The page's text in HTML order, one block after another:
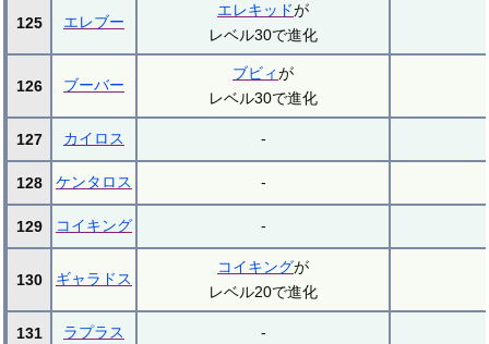
125 エレブー
エレキッドが
レベル30で進化
126 ブーバー
ブビィが
レベル30で進化
127 カイロス -
128 ケンタロス -
129 コイキング -
130 ギャラドス
コイキングが
レベル20で進化
131 ラプラス -